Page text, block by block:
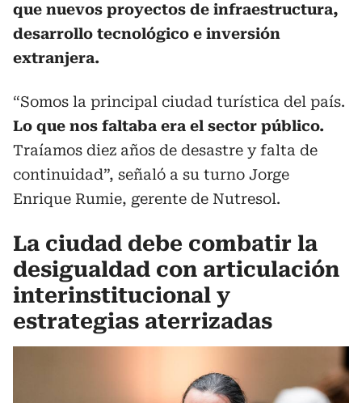
que nuevos proyectos de infraestructura,
desarrollo tecnológico e inversión
extranjera.
“Somos la principal ciudad turística del país.
Lo que nos faltaba era el sector público.
Traíamos diez años de desastre y falta de
continuidad”, señaló a su turno Jorge
Enrique Rumie, gerente de Nutresol.
La ciudad debe combatir la
desigualdad con articulación
interinstitucional y
estrategias aterrizadas